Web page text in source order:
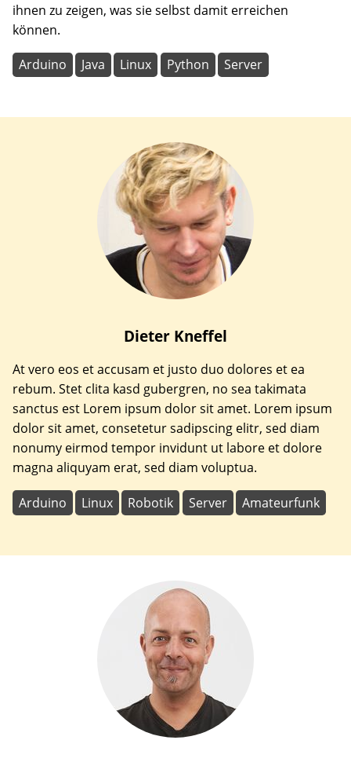
ihnen zu zeigen, was sie selbst damit erreichen
können.
Arduino Java Linux Python Server
Dieter Kneffel
At vero eos et accusam et justo duo dolores et ea
rebum. Stet clita kasd gubergren, no sea takimata
sanctus est Lorem ipsum dolor sit amet. Lorem ipsum
dolor sit amet, consetetur sadipscing elitr, sed diam
nonumy eirmod tempor invidunt ut labore et dolore
magna aliquyam erat, sed diam voluptua.
Arduino Linux Robotik Server Amateurfunk